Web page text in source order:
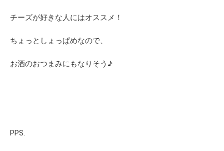
チーズが好きな人にはオススメ！
ちょっとしょっぱめなので、
お酒のおつまみにもなりそう♪
PPS.